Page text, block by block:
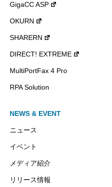
GigaCC ASP
OKURN
SHARERN
DIRECT! EXTREME
MultiPortFax 4 Pro
RPA Solution
NEWS & EVENT
ニュース
イベント
メディア紹介
リリース情報